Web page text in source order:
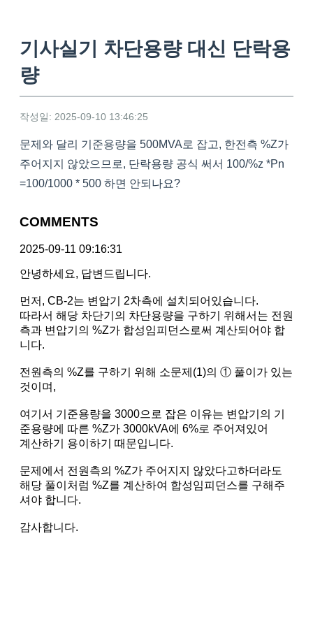
기사실기 차단용량 대신 단락용
량
작성일: 2025-09-10 13:46:25
문제와 달리 기준용량을 500MVA로 잡고, 한전측 %Z가
주어지지 않았으므로, 단락용량 공식 써서 100/%z *Pn
=100/1000 * 500 하면 안되나요?
COMMENTS
2025-09-11 09:16:31
안녕하세요, 답변드립니다.
먼저, CB-2는 변압기 2차측에 설치되어있습니다.
따라서 해당 차단기의 차단용량을 구하기 위해서는 전원
측과 변압기의 %Z가 합성임피던스로써 계산되어야 합
니다.
전원측의 %Z를 구하기 위해 소문제(1)의 ① 풀이가 있는
것이며,
여기서 기준용량을 3000으로 잡은 이유는 변압기의 기
준용량에 따른 %Z가 3000kVA에 6%로 주어져있어
계산하기 용이하기 때문입니다.
문제에서 전원측의 %Z가 주어지지 않았다고하더라도
해당 풀이처럼 %Z를 계산하여 합성임피던스를 구해주
셔야 합니다.
감사합니다.